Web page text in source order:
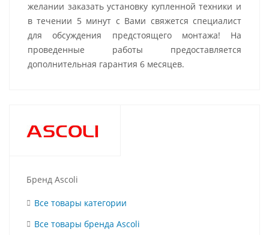
желании заказать установку купленной техники и
в течении 5 минут с Вами свяжется специалист
для обсуждения предстоящего монтажа! На
проведенные работы предоставляется
дополнительная гарантия 6 месяцев.
Бренд Ascoli
Все товары категории
Все товары бренда Ascoli